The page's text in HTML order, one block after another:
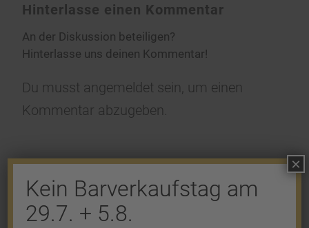
Hinterlasse einen Kommentar
An der Diskussion beteiligen?
Hinterlasse uns deinen Kommentar!
Du musst angemeldet sein, um einen
Kommentar abzugeben.
Shop
Kein Barverkaufstag am
29.7. + 5.8.
×